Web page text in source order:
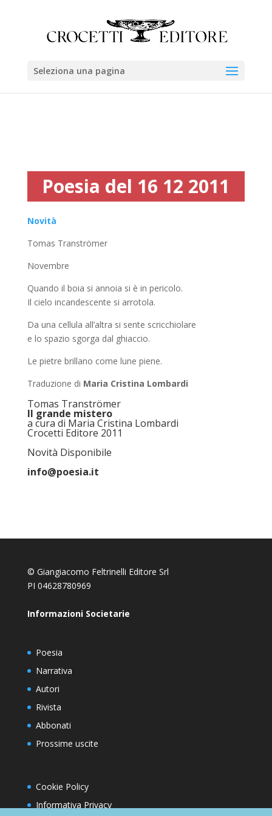
Seleziona una pagina
Poesia del 16 12 2011
Novità
Tomas Tranströmer
Novembre
Quando il boia si annoia si è in pericolo.
Il cielo incandescente si arrotola.
Da una cellula all’altra si sente scricchiolare
e lo spazio sgorga dal ghiaccio.
Le pietre brillano come lune piene.
Traduzione di Maria Cristina Lombardi
Tomas Tranströmer
Il grande mistero
a cura di Maria Cristina Lombardi
Crocetti Editore 2011
Novità Disponibile
info@poesia.it
© Giangiacomo Feltrinelli Editore Srl
PI 04628780969
Informazioni Societarie
Poesia
Narrativa
Autori
Rivista
Abbonati
Prossime uscite
Cookie Policy
Informativa Privacy